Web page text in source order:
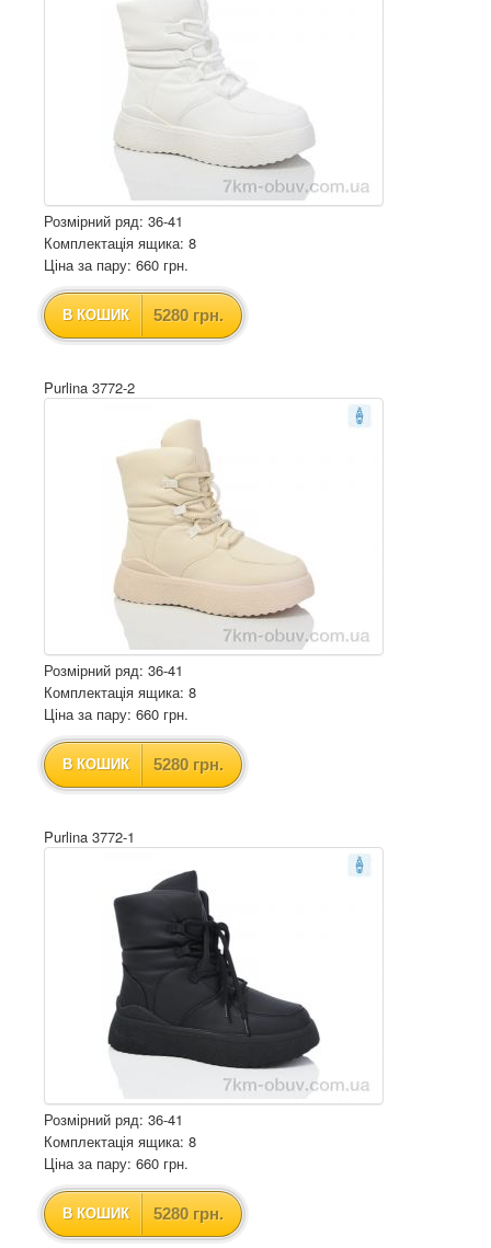
Розмірний ряд: 36-41
Комплектація ящика: 8
Ціна за пару: 660 грн.
В КОШИК 5280 грн.
Purlina 3772-2
Розмірний ряд: 36-41
Комплектація ящика: 8
Ціна за пару: 660 грн.
В КОШИК 5280 грн.
Purlina 3772-1
Розмірний ряд: 36-41
Комплектація ящика: 8
Ціна за пару: 660 грн.
В КОШИК 5280 грн.